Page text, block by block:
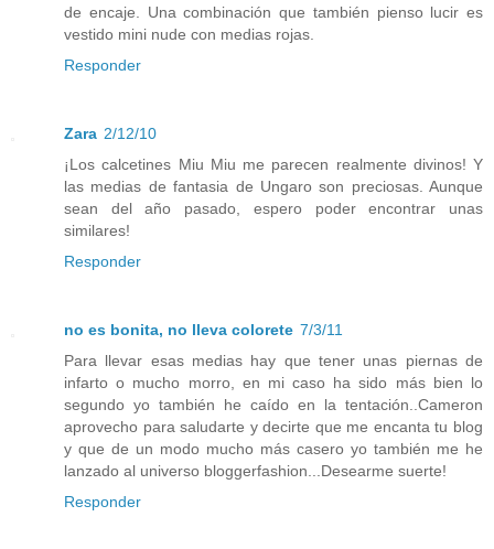
de encaje. Una combinación que también pienso lucir es
vestido mini nude con medias rojas.
Responder
Zara 2/12/10
¡Los calcetines Miu Miu me parecen realmente divinos! Y
las medias de fantasia de Ungaro son preciosas. Aunque
sean del año pasado, espero poder encontrar unas
similares!
Responder
no es bonita, no lleva colorete 7/3/11
Para llevar esas medias hay que tener unas piernas de
infarto o mucho morro, en mi caso ha sido más bien lo
segundo yo también he caído en la tentación..Cameron
aprovecho para saludarte y decirte que me encanta tu blog
y que de un modo mucho más casero yo también me he
lanzado al universo bloggerfashion...Desearme suerte!
Responder